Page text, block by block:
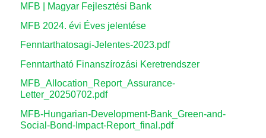
MFB | Magyar Fejlesztési Bank
MFB 2024. évi Éves jelentése
Fenntarthatosagi-Jelentes-2023.pdf
Fenntartható Finanszírozási Keretrendszer
MFB_Allocation_Report_Assurance-
Letter_20250702.pdf
MFB-Hungarian-Development-Bank_Green-and-
Social-Bond-Impact-Report_final.pdf